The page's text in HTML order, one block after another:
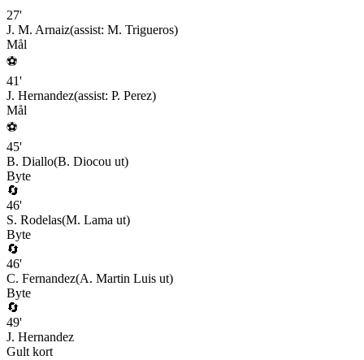
27'
J. M. Arnaiz(assist: M. Trigueros)
Mål
⚽
41'
J. Hernandez(assist: P. Perez)
Mål
⚽
45'
B. Diallo(B. Diocou ut)
Byte
🔄
46'
S. Rodelas(M. Lama ut)
Byte
🔄
46'
C. Fernandez(A. Martin Luis ut)
Byte
🔄
49'
J. Hernandez
Gult kort